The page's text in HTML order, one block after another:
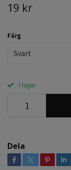
19 kr
Färg
Svart
I lager.
Dela